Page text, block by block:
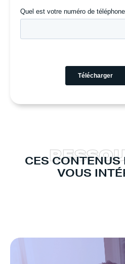
CES CONTENUS
VOUS
RESSO